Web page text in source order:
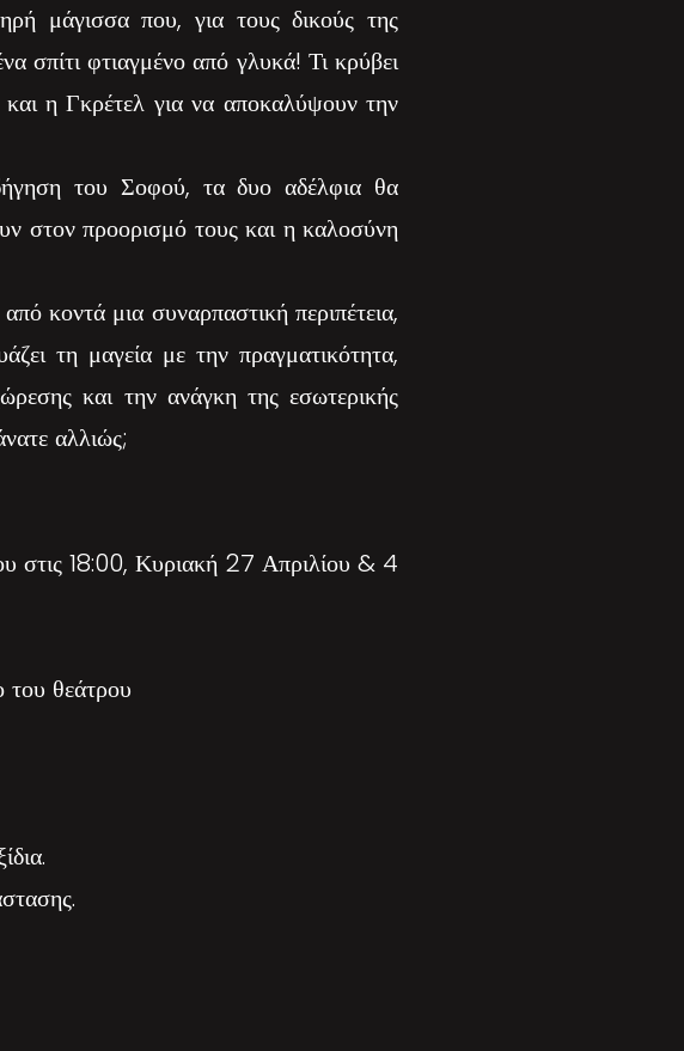
μάγισσα που, για τους δικούς της
σπίτι φτιαγμένο από γλυκά! Τι κρύβει
η Γκρέτελ για να αποκαλύψουν την
του Σοφού, τα δυο αδέλφια θα
στον προορισμό τους και η καλοσύνη
κοντά μια συναρπαστική περιπέτεια,
τη μαγεία με την πραγματικότητα,
και την ανάγκη της εσωτερικής
αλλιώς;
18:00, Κυριακή 27 Απριλίου & 4
του θεάτρου